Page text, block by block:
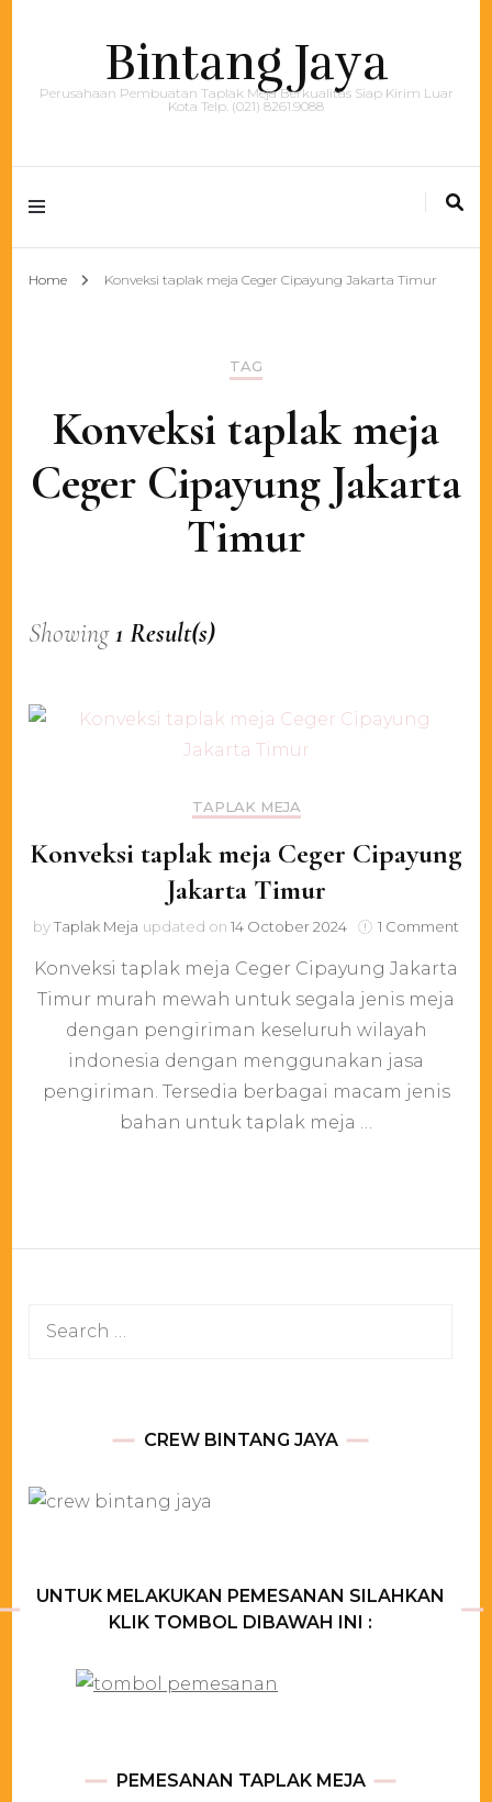
Bintang Jaya
Perusahaan Pembuatan Taplak Meja Berkualitas Siap Kirim Luar
Kota Telp. (021) 8261.9088
Home Konveksi taplak meja Ceger Cipayung Jakarta Timur
TAG
Konveksi taplak meja
Ceger Cipayung Jakarta
Timur
Showing1 Result(s)
TAPLAK MEJA
Konveksi taplak meja Ceger Cipayung
Jakarta Timur
byTaplak Meja updated on 14 October 2024 1 Comment
Konveksi taplak meja Ceger Cipayung Jakarta
Timur murah mewah untuk segala jenis meja
dengan pengiriman keseluruh wilayah
indonesia dengan menggunakan jasa
pengiriman. Tersedia berbagai macam jenis
bahan untuk taplak meja …
Search
CREW BINTANG JAYA
UNTUK MELAKUKAN PEMESANAN SILAHKAN
KLIK TOMBOL DIBAWAH INI :
PEMESANAN TAPLAK MEJA